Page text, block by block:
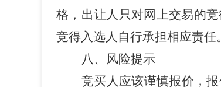
格，出让人只对网上交易的
竞得入选人自行承担相应责任。
八、风险提示
竞买人应该谨慎报价，